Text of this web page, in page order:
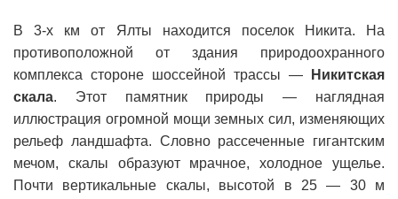
В 3-х км от Ялты находится поселок Никита. На
противоположной от здания природоохранного
комплекса стороне шоссейной трассы —
Никитская
скала. Этот памятник природы — наглядная
иллюстрация огромной мощи земных сил, изменяющих
рельеф ландшафта. Словно рассеченные гигантским
мечом, скалы образуют мрачное, холодное ущелье.
Почти вертикальные скалы, высотой в 25 — 30 м